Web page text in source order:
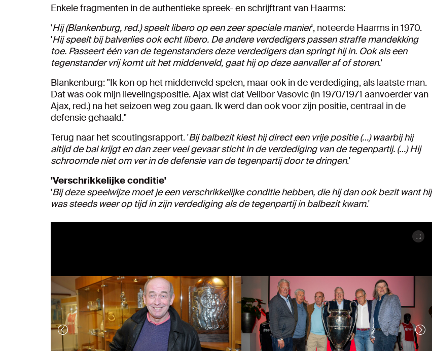
Enkele fragmenten in de authentieke spreek- en schrijftrant van Haarms:
'Hij (Blankenburg, red.) speelt libero op een zeer speciale manier', noteerde Haarms in 1970.
'Hij speelt bij balverlies ook echt libero. De andere verdedigers passen straffe mandekking
toe. Passeert één van de tegenstanders deze verdedigers dan springt hij in. Ook als een
tegenstander vrij komt uit het middenveld, gaat hij op deze aanvaller af of storen.'
Blankenburg: "Ik kon op het middenveld spelen, maar ook in de verdediging, als laatste man.
Dat was ook mijn lievelingspositie. Ajax wist dat Velibor Vasovic (in 1970/1971 aanvoerder van
Ajax, red.) na het seizoen weg zou gaan. Ik werd dan ook voor zijn positie, centraal in de
defensie gehaald."
Terug naar het scoutingsrapport. 'Bij balbezit kiest hij direct een vrije positie (…) waarbij hij
altijd de bal krijgt en dan zeer veel gevaar sticht in de verdediging van de tegenpartij. (…) Hij
schroomde niet om ver in de defensie van de tegenpartij door te dringen.'
'Verschrikkelijke conditie'
'Bij deze speelwijze moet je een verschrikkelijke conditie hebben, die hij dan ook bezit want hij
was steeds weer op tijd in zijn verdediging als de tegenpartij in balbezit kwam.'